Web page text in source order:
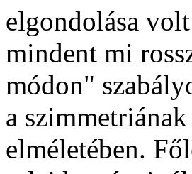
elgondolása
mindent mi
módon"
a
elméletében.